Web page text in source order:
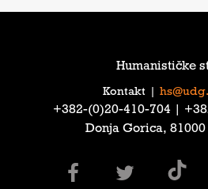
Humanističke
Kontakt
‎+382-(0)20-410-704‎ |
Donja Gorica,